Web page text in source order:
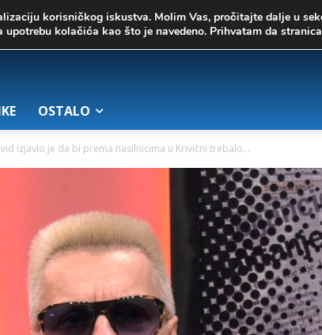
OSTALO
izjavio je da bi prema nasilnicima u Krivični trebalo...
korisničkog iskustva. Molim Vas, pročitajte dalje u
kolačića kao što je navedeno. Prihvatam da